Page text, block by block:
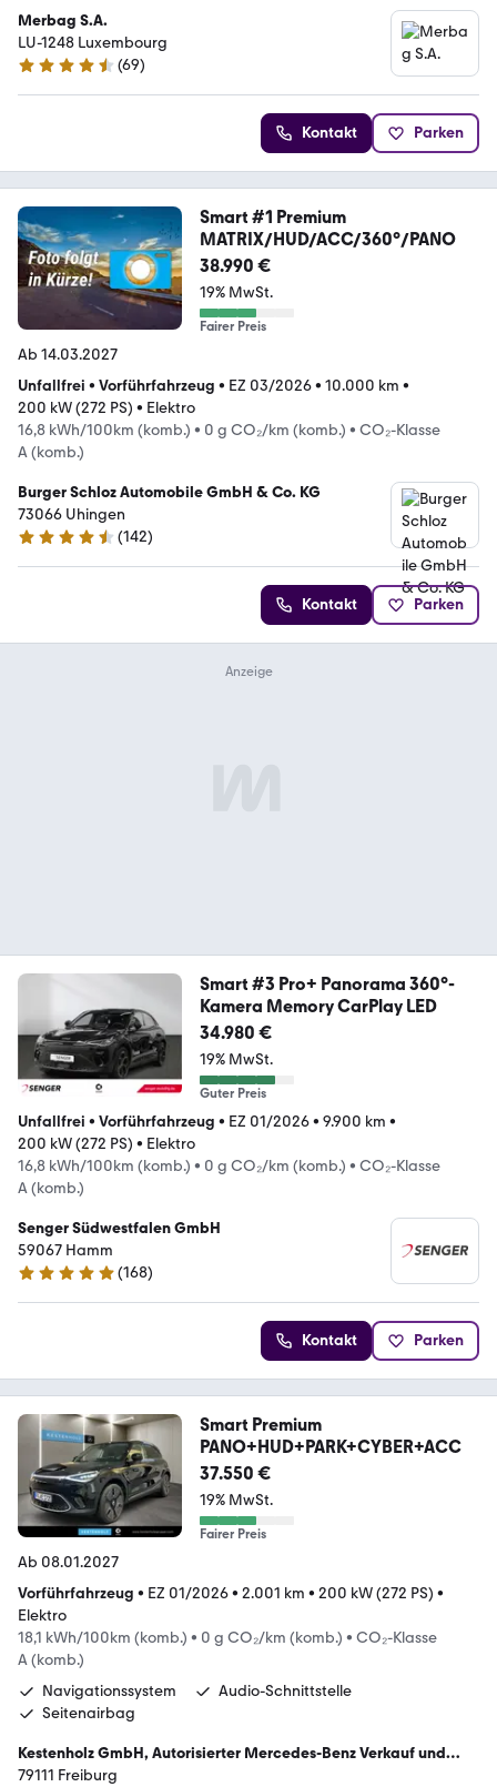
Merbag S.A.
LU-1248 Luxembourg
4.4 Sterne
(69)
Kontakt Parken
Smart #1 Premium
MATRIX/HUD/ACC/360°/PANO
38.990 €
19% MwSt.
Fairer Preis
Ab 14.03.2027
Unfallfrei • Vorführfahrzeug • EZ 03/2026• 10.000 km •
200 kW (272 PS) • Elektro
16,8 kWh/100km (komb.) • 0 g CO₂/km (komb.) • CO₂-Klasse
A (komb.)
Burger Schloz Automobile GmbH & Co. KG
73066 Uhingen
4.7 Sterne
(142)
Kontakt Parken
Smart #3 Pro+ Panorama 360°-
Kamera Memory CarPlay LED
34.980 €
19% MwSt.
Guter Preis
Unfallfrei • Vorführfahrzeug • EZ 01/2026• 9.900 km •
200 kW (272 PS) • Elektro
16,8 kWh/100km (komb.) • 0 g CO₂/km (komb.) • CO₂-Klasse
A (komb.)
Senger Südwestfalen GmbH
59067 Hamm
4.9 Sterne
(168)
Kontakt Parken
Smart Premium
PANO+HUD+PARK+CYBER+ACC
37.550 €
19% MwSt.
Fairer Preis
Ab 08.01.2027
Vorführfahrzeug • EZ 01/2026• 2.001 km • 200 kW (272 PS) •
Elektro
18,1 kWh/100km (komb.) • 0 g CO₂/km (komb.) • CO₂-Klasse
A (komb.)
Navigationssystem
Audio-Schnittstelle
Seitenairbag
Kestenholz GmbH, Autorisierter Mercedes-Benz Verkauf und
Service
79111 Freiburg